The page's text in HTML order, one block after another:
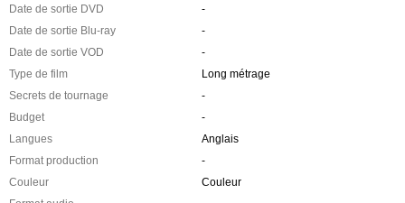
Date de sortie DVD
-
Date de sortie Blu-ray
-
Date de sortie VOD
-
Type de film
Long métrage
Secrets de tournage
-
Budget
-
Langues
Anglais
Format production
-
Couleur
Couleur